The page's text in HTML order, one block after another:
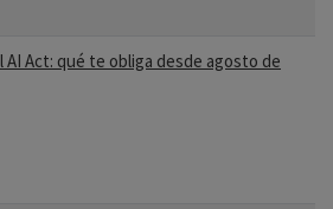
AI Act: qué te obliga desde agosto de